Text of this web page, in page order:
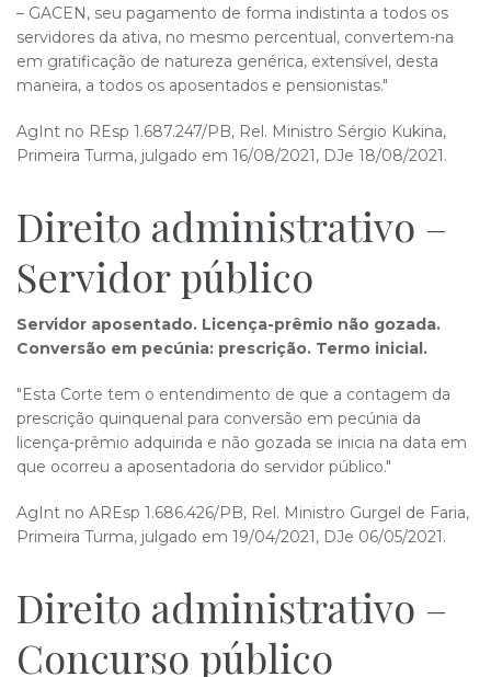
– GACEN, seu pagamento de forma indistinta a todos os
servidores da ativa, no mesmo percentual, convertem-na
em gratificação de natureza genérica, extensível, desta
maneira, a todos os aposentados e pensionistas."
AgInt no REsp 1.687.247/PB, Rel. Ministro Sérgio Kukina,
Primeira Turma, julgado em 16/08/2021, DJe 18/08/2021.
Direito administrativo –
Servidor público
Servidor aposentado. Licença-prêmio não gozada.
Conversão em pecúnia: prescrição. Termo inicial.
"Esta Corte tem o entendimento de que a contagem da
prescrição quinquenal para conversão em pecúnia da
licença-prêmio adquirida e não gozada se inicia na data em
que ocorreu a aposentadoria do servidor público."
AgInt no AREsp 1.686.426/PB, Rel. Ministro Gurgel de Faria,
Primeira Turma, julgado em 19/04/2021, DJe 06/05/2021.
Direito administrativo –
Concurso público